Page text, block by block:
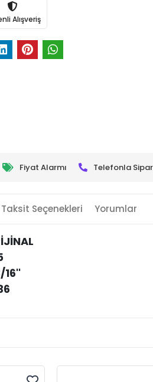
Alışveriş
Fiyat Alarmı Telefonla
Taksit Seçenekleri Yorumlar
16''